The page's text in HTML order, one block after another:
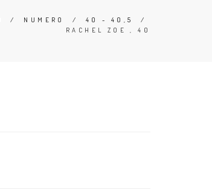
/ NUMERO / 40 - 40,5
/
RACHEL ZOE , 40